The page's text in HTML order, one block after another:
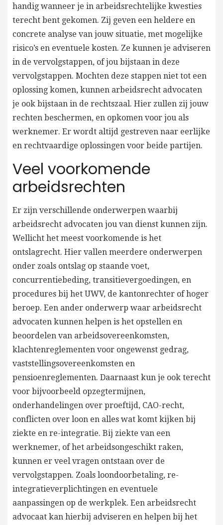
handig wanneer je in arbeidsrechtelijke kwesties
terecht bent gekomen. Zij geven een heldere en
concrete analyse van jouw situatie, met mogelijke
risico’s en eventuele kosten. Ze kunnen je adviseren
in de vervolgstappen, of jou bijstaan in deze
vervolgstappen. Mochten deze stappen niet tot een
oplossing komen, kunnen arbeidsrecht advocaten
je ook bijstaan in de rechtszaal. Hier zullen zij jouw
rechten beschermen, en opkomen voor jou als
werknemer. Er wordt altijd gestreven naar eerlijke
en rechtvaardige oplossingen voor beide partijen.
Veel voorkomende
arbeidsrechten
Er zijn verschillende onderwerpen waarbij
arbeidsrecht advocaten jou van dienst kunnen zijn.
Wellicht het meest voorkomende is het
ontslagrecht. Hier vallen meerdere onderwerpen
onder zoals ontslag op staande voet,
concurrentiebeding, transitievergoedingen, en
procedures bij het UWV, de kantonrechter of hoger
beroep. Een ander onderwerp waar arbeidsrecht
advocaten kunnen helpen is het opstellen en
beoordelen van arbeidsovereenkomsten,
klachtenreglementen voor ongewenst gedrag,
vaststellingsovereenkomsten en
pensioenreglementen. Daarnaast kun je ook terecht
voor bijvoorbeeld opzegtermijnen,
onderhandelingen over proeftijd, CAO-recht,
conflicten over loon en alles wat komt kijken bij
ziekte en re-integratie. Bij ziekte van een
werknemer, of het arbeidsongeschikt raken,
kunnen er veel vragen ontstaan over de
vervolgstappen. Zoals loondoorbetaling, re-
integratieverplichtingen en eventuele
aanpassingen op de werkplek. Een arbeidsrecht
advocaat kan hierbij adviseren en helpen bij het